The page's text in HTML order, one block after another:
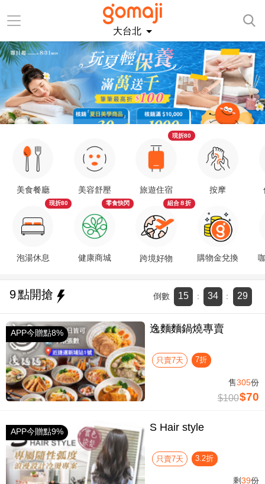
大台北
美食餐廳
泡湯休息
現折80
美容舒壓
健康商城
零食快閃
旅遊住宿
現折80
跨境好物
組合８折
按摩
購物金兌換
9點開搶 倒數 15 : 34 : 28
APP今贈點8% 逸麵麵鍋燒專賣
只賣7天 7折
售305份
$100$70
APP今贈點9% S Hair style
只賣7天 3.2折
剩39份